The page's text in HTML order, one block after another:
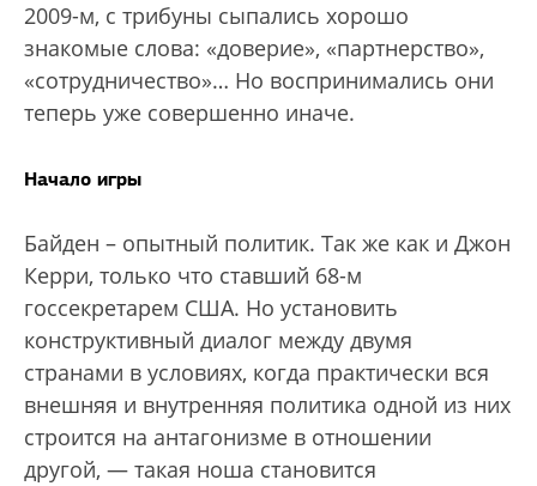
2009-м, с трибуны сыпались хорошо
знакомые слова: «доверие», «партнерство»,
«сотрудничество»… Но воспринимались они
теперь уже совершенно иначе.
Начало игры
Байден – опытный политик. Так же как и Джон
Керри, только что ставший 68-м
госсекретарем США. Но установить
конструктивный диалог между двумя
странами в условиях, когда практически вся
внешняя и внутренняя политика одной из них
строится на антагонизме в отношении
другой, — такая ноша становится